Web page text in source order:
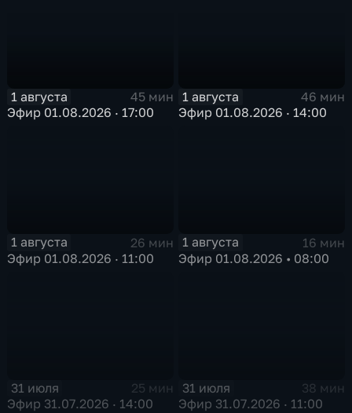
1 августа
45 мин
Эфир 01.08.2026 · 17:00
1 августа
46 мин
Эфир 01.08.2026 · 14:00
1 августа
26 мин
Эфир 01.08.2026 · 11:00
1 августа
16 мин
Эфир 01.08.2026 • 08:00
31 июля
25 мин
Эфир 31.07.2026 · 14:00
31 июля
38 мин
Эфир 31.07.2026 · 11:00